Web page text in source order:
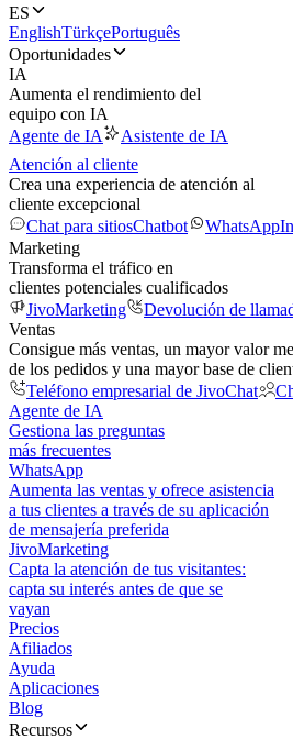
ES
EnglishTürkçePortuguês
Oportunidades
IA
Aumenta el rendimiento del
equipo con IA
Agente de IA
Asistente de IA
Atención al cliente
Crea una experiencia de atención al
cliente excepcional
Chat para sitiosChatbot WhatsApp
Marketing
Transforma el tráfico en
clientes potenciales cualificados
JivoMarketing
Devolución de
Ventas
Consigue más ventas, un mayor valor
de los pedidos y una mayor base de
Teléfono empresarial de JivoChat
Agente de IA
Gestiona las preguntas
más frecuentes
WhatsApp
Aumenta las ventas y ofrece asistencia
a tus clientes a través de su aplicación
de mensajería preferida
JivoMarketing
Capta la atención de tus visitantes:
capta su interés antes de que se
vayan
Precios
Afiliados
Ayuda
Aplicaciones
Blog
Recursos